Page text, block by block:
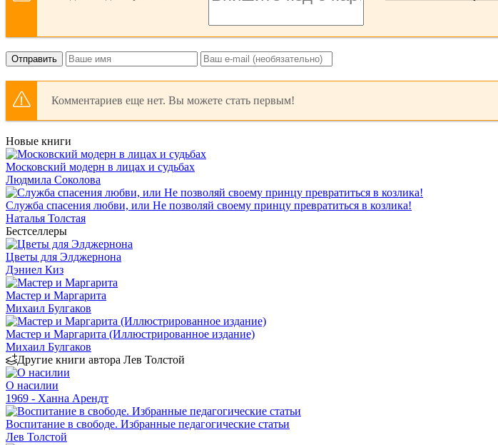
Отправить
Комментариев еще нет. Вы можете стать первым!
Новые книги
Московский модерн в лицах и судьбах
Людмила Соколова
Служба спасения любви, или Не позволяй своему принцу превратиться в козлика!
Наталья Толстая
Бестселлеры
Цветы для Элджернона
Дэниел Киз
Мастер и Маргарита
Михаил Булгаков
Мастер и Маргарита (Иллюстрированное издание)
Михаил Булгаков
Другие книги автора Лев Толстой
О насилии
1969 - Ханна Арендт
Воспитание в свободе. Избранные педагогические статьи
Лев Толстой